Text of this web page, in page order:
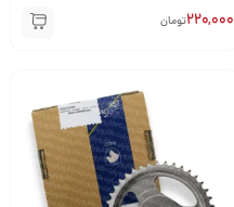
220,000تومان